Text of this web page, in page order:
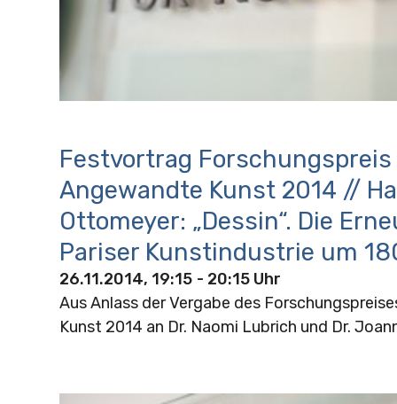
Festvortrag Forschungspreis
Angewandte Kunst 2014 //
Ottomeyer: „Dessin“. Die
Pariser Kunstindustrie um
26.11.2014, 19:15 - 20:15 Uhr
Aus Anlass der Vergabe des
Kunst 2014 an Dr. Naomi Lubrich und Dr.